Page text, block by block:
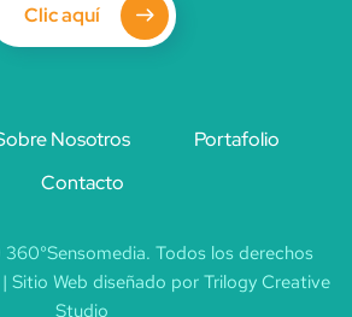
Clic aquí
Nosotros
Portafolio
Contacto
Todos los derechos
Sitio Web diseñado por Trilogy Creative
Studio